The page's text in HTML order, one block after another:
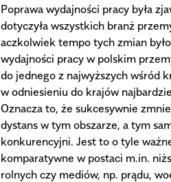
Poprawa wydajności pracy była
dotyczyła wszystkich branż
aczkolwiek tempo tych zmian
wydajności pracy w polskim
do jednego z najwyższych wśród
w odniesieniu do krajów
Oznacza to, że sukcesywnie
dystans w tym obszarze, a tym
konkurencyjni. Jest to o tyle
komparatywne w postaci m.in.
rolnych czy mediów, np. prądu,